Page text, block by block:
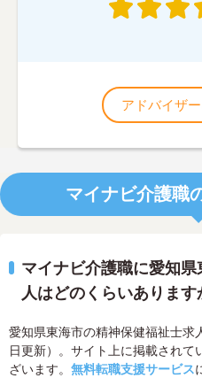
アドバイザ
マイナビ介護職
マイナビ介護職に愛知
人はどのくらいあります
愛知県東海市の精神保健福祉士求
日更新）。サイト上に掲載され
ざいます。 無料転職支援サービス